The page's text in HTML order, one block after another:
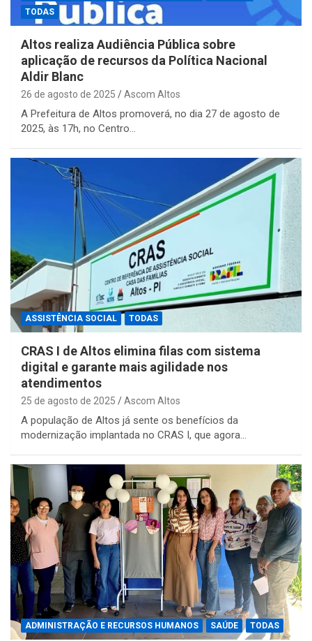
TODAS
Altos realiza Audiência Pública sobre
aplicação de recursos da Política Nacional
Aldir Blanc
26 de agosto de 2025 Ascom Altos
A Prefeitura de Altos promoverá, no dia 27 de agosto de
2025, às 17h, no Centro…
ASSISTÊNCIA SOCIAL TODAS
CRAS I de Altos elimina filas com sistema
digital e garante mais agilidade nos
atendimentos
25 de agosto de 2025 Ascom Altos
A população de Altos já sente os benefícios da
modernização implantada no CRAS I, que agora…
ADMINISTRAÇÃO E RECURSOS HUMANOS SAÚDE TODAS